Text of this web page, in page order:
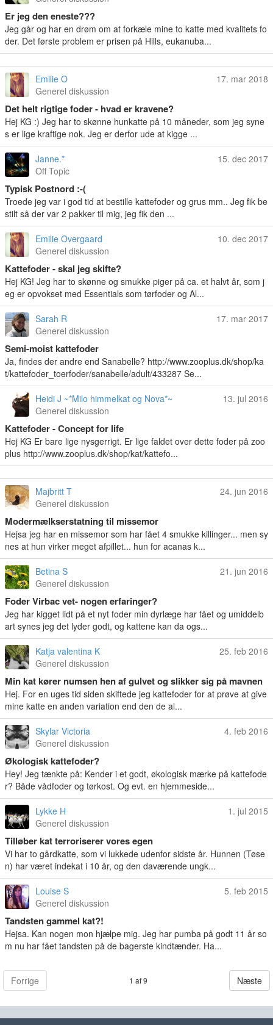
Er jeg den eneste???
Jeg går og har en drøm om at forkæle mine to katte med kvalitets fo
der. Det første problem er prisen på Hills, eukanuba...
Emilie O
Generel diskussion
17. mar 2018
Det helt rigtige foder - hvad er kravene?
Hej KG :) Jeg har to skønne hunkatte på 10 måneder, som jeg syne
s er lige kraftige nok. Jeg er derfor ude at kigge ...
Janne.*
Off Topic
15. dec 2017
Typisk Postnord :-(
Troede jeg var i god tid at bestille kattefoder og grus mm.. Jeg fik be
stilt så der var 2 pakker til mig, jeg fik den ...
Emilie Overgaard
Generel diskussion
10. dec 2017
Kattefoder - skal jeg skifte?
Hej KG! Jeg har to skønne og smukke piger på ca. et halvt år, som j
eg er opvokset med Essentials som tørfoder og Al...
Sarah R
Generel diskussion
17. mar 2017
Semi-moist kattefoder
Ja, findes der andre end Sanabelle? http://www.zooplus.dk/shop/ka
t/kattefoder_toerfoder/sanabelle/adult/433287 Se...
Heidi J ~*Milo himmelkat og Nova*~
Generel diskussion
13. jul 2016
Kattefoder - Concept for life
Hej KG Er bare lige nysgerrigt. Er lige faldet over dette foder på zoo
plus http://www.zooplus.dk/shop/kat/kattefo...
Majbritt T
Generel diskussion
24. jun 2016
Modermælkserstatning til missemor
Hejsa jeg har en missemor som har fået 4 smukke killinger... men sy
nes at hun virker meget afpillet... hun for acanas k...
Betina S
Generel diskussion
21. jun 2016
Foder Virbac vet- nogen erfaringer?
Jeg har kigget lidt på et nyt foder min dyrlæge har fået og umiddelb
art synes jeg det lyder godt, og kattene kan da ogs...
Katja valentina K
Generel diskussion
25. feb 2016
Min kat kører numsen hen af gulvet og slikker sig på mavnen
Hej. For en uges tid siden skiftede jeg kattefoder for at prøve at give
mine katte en anden variation end den de al...
Skylar Victoria
Generel diskussion
4. feb 2016
Økologisk kattefoder?
Hey! Jeg tænkte på: Kender i et godt, økologisk mærke på kattefode
r? Både vådfoder og tørkost. Og evt. en hjemmeside...
Lykke H
Generel diskussion
1. jul 2015
Tilløber kat terroriserer vores egen
Vi har to gårdkatte, som vi lukkede udenfor sidste år. Hunnen (Tøse
n) har været indekat i 10 år, og den daværende ungk...
Louise S
Generel diskussion
5. feb 2015
Tandsten gammel kat?!
Hejsa. Kan nogen mon hjælpe mig. Jeg har pumba på godt 11 år so
m nu har fået tandsten på de bagerste kindtænder. Ha...
Forrige 1 af 9 Næste